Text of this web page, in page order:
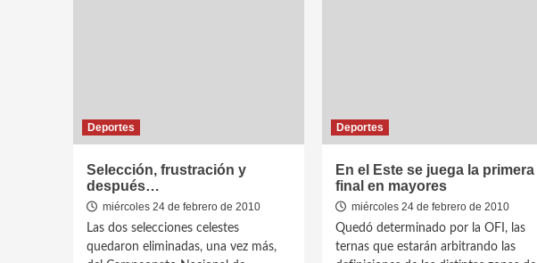
Deportes
Selección, frustración y
después…
miércoles 24 de febrero de 2010
Las dos selecciones celestes
quedaron eliminadas, una vez más,
Deportes
En el Este se juega la primera
final en mayores
miércoles 24 de febrero de 2010
Quedó determinado por la OFI, las
ternas que estarán arbitrando las